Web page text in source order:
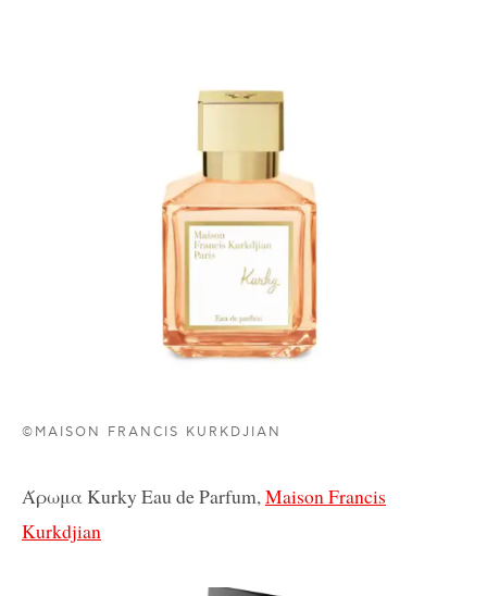
©MAISON FRANCIS KURKDJIAN
Άρωμα Kurky Eau de Parfum,Maison Francis
Kurkdjian